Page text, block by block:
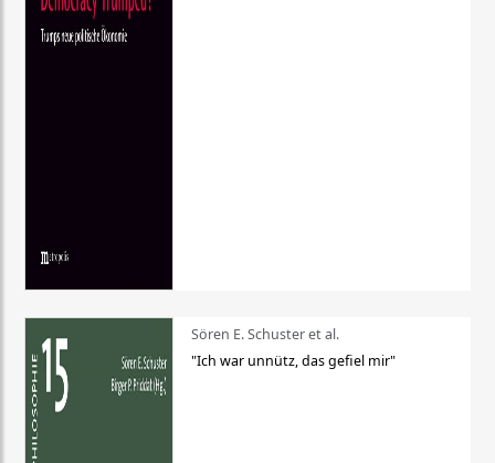
Sören E. Schuster et al.
"Ich war unnütz, das gefiel mir"